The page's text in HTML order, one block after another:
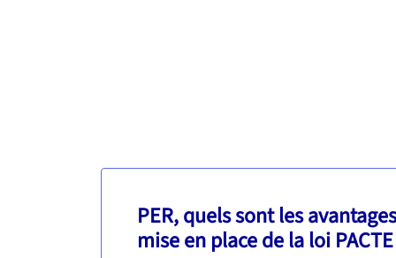
PER, quels sont les
mise en place de la loi